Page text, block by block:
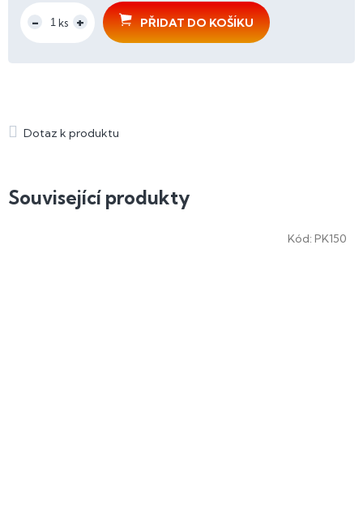
cena:
PŘIDAT DO KOŠÍKU
Související produkty
Kód: PK150